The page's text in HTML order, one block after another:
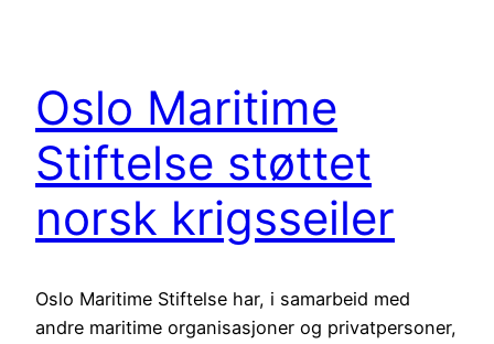
Oslo Maritime
Stiftelse støttet
norsk krigsseiler
Oslo Maritime Stiftelse har, i samarbeid med
andre maritime organisasjoner og privatpersoner,